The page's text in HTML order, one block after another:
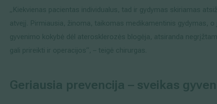
„Kiekvienas pacientas individualus, tad ir gydymas skiriamas
atvejį. Pirmiausia, žinoma, taikomas medikamentinis gydymas, o
gyvenimo kokybė dėl aterosklerozės blogėja, atsiranda
gali prireikti ir operacijos“, – teigė chirurgas.
Geriausia prevencija – sveikas